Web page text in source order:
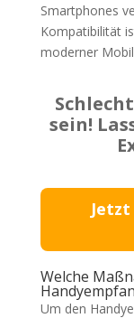
Smartphones
Kompatibilität
moderner
sein!
Welche
Um den